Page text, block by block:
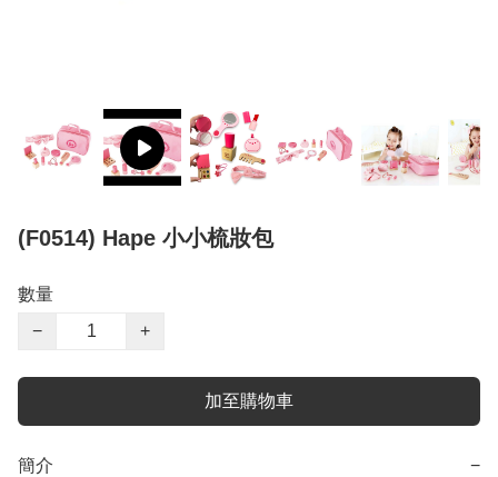
(F0514) Hape 小小梳妝包
數量
−
+
加至購物車
簡介 −